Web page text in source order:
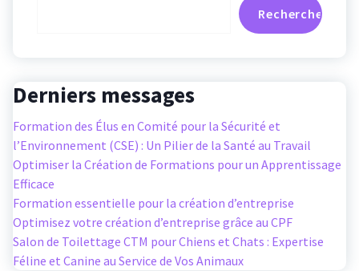
Rechercher
Derniers messages
Formation des Élus en Comité pour la Sécurité et
l’Environnement (CSE) : Un Pilier de la Santé au Travail
Optimiser la Création de Formations pour un Apprentissage
Efficace
Formation essentielle pour la création d’entreprise
Optimisez votre création d’entreprise grâce au CPF
Salon de Toilettage CTM pour Chiens et Chats : Expertise
Féline et Canine au Service de Vos Animaux